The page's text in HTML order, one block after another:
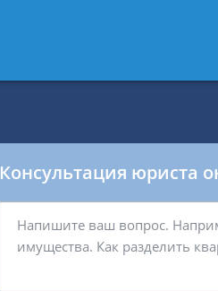
8
Консультация юриста